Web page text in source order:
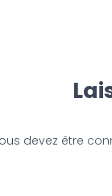
devez être